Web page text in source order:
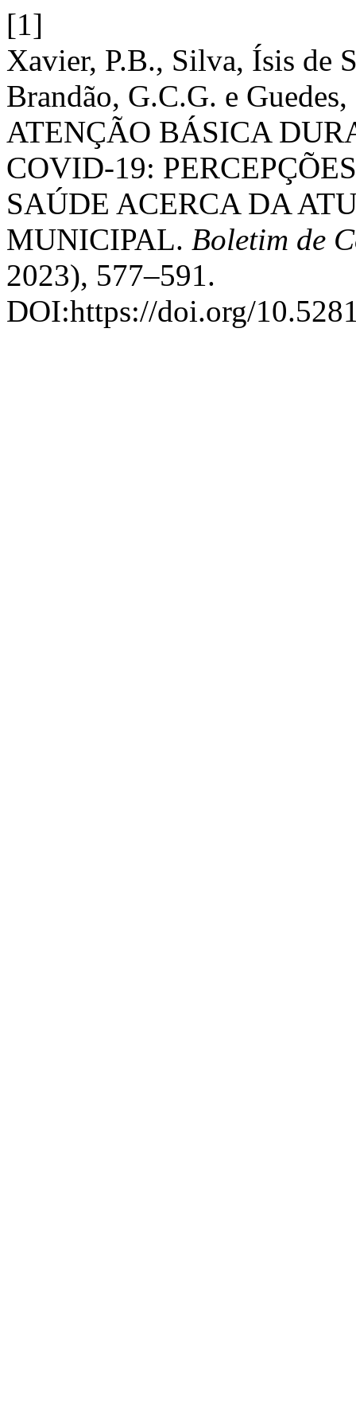
[1]
Xavier, P.B., Silva, Ísis de
Brandão, G.C.G. e
ATENÇÃO BÁSICA
COVID-19:
SAÚDE ACERCA DA
MUNICIPAL. Boletim de
2023), 577–591.
DOI:https://doi.org/